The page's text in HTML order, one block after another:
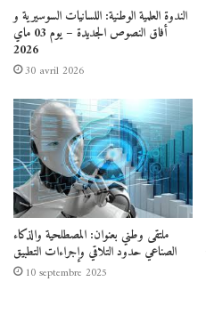
الندوة العلمية الوطنية: اللسانيات السوسيرية و
أفاق النصوص الجديدة – يوم 03 ماي
2026
30 avril 2026
ملتقى وطني بعنوان: المصطلحية والذكاء
الصناعي حدود التلاقي وإجراءات التطبيق
10 septembre 2025